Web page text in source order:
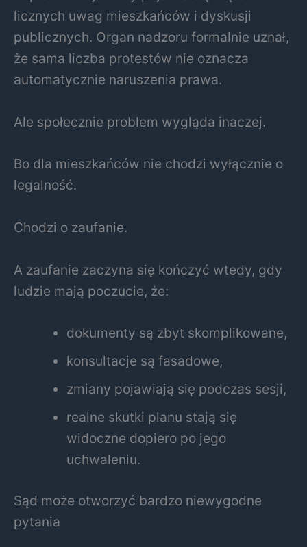
licznych uwag mieszkańców i dyskusji
publicznych. Organ nadzoru formalnie uznał,
że sama liczba protestów nie oznacza
automatycznie naruszenia prawa.
Ale społecznie problem wygląda inaczej.
Bo dla mieszkańców nie chodzi wyłącznie o
legalność.
Chodzi o zaufanie.
A zaufanie zaczyna się kończyć wtedy, gdy
ludzie mają poczucie, że:
dokumenty są zbyt skomplikowane,
konsultacje są fasadowe,
zmiany pojawiają się podczas sesji,
realne skutki planu stają się
widoczne dopiero po jego
uchwaleniu.
Sąd może otworzyć bardzo niewygodne
pytania